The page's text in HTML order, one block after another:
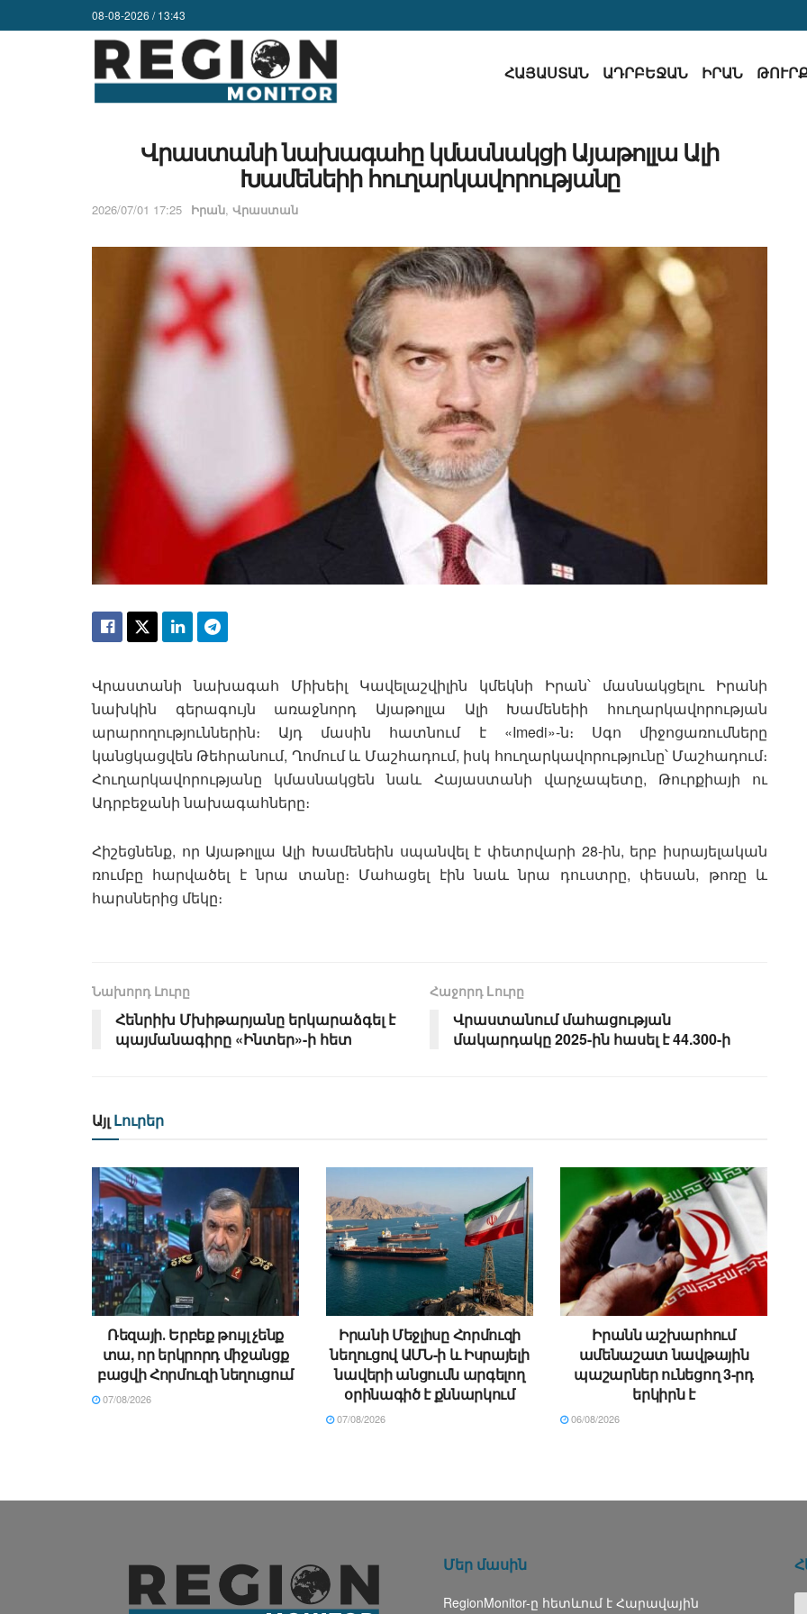
08-08-2026 / 13:43
ՀԱՅԱՍՏԱՆ ԱԴՐԲԵՋԱՆ ԻՐԱՆ
Վրաստանի նախագահը կմասնակցի Այաթոլլա Ալի
Խամենեիի հուղարկավորությանը
2026/07/01 17:25 Իրան, Վրաստան
Վրաստանի նախագահ Միխեիլ Կավելաշվիլին կմեկնի Իրան՝ մասնակցելու Իրանի
նախկին գերագույն առաջնորդ Այաթոլլա Ալի Խամենեիի հուղարկավորության
արարողություններին։ Այդ մասին հատնում է «Imedi»-ն։ Սգո միջոցառումները
կանցկացվեն Թեհրանում, Ղոմում և Մաշհադում, իսկ հուղարկավորությունը՝ Մաշհադում։
Հուղարկավորությանը կմասնակցեն նաև Հայաստանի վարչապետը, Թուրքիայի ու
Ադրբեջանի նախագահները։
Հիշեցնենք, որ Այաթոլլա Ալի Խամենեին սպանվել է փետրվարի 28-ին, երբ իսրայելական
ռումբը հարվածել է նրա տանը։ Մահացել էին նաև նրա դուստրը, փեսան, թոռը և
հարսներից մեկը։
Նախորդ Լուրը
Հենրիխ Մխիթարյանը երկարաձգել է
պայմանագիրը «Ինտեր»-ի հետ
Հաջորդ Lուրը
Վրաստանում մահացության
մակարդակը 2025-ին հասել է 44.300-ի
Այլ Լուրեր
Ռեզայի․ Երբեք թույլ չենք
տա, որ երկրորդ միջանցք
բացվի Հորմուզի նեղուցում
07/08/2026
Իրանի Մեջլիսը Հորմուզի
նեղուցով ԱՄՆ-ի և Իսրայելի
նավերի անցումն արգելող
օրինագիծ է քննարկում
07/08/2026
Իրանն աշխարհում
ամենաշատ նավթային
պաշարներ ունեցող 3-րդ
երկիրն է
06/08/2026
Մեր մասին
RegionMonitor-ը հետևում է Հարավային